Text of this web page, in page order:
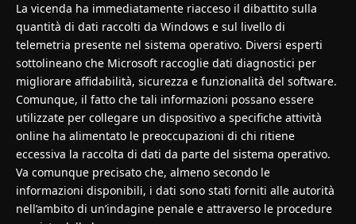
La vicenda ha immediatamente riacceso il dibattito sulla
quantità di dati raccolti da Windows e sul livello di
telemetria presente nel sistema operativo. Diversi esperti
sottolineano che Microsoft raccoglie dati diagnostici per
migliorare affidabilità, sicurezza e funzionalità del software.
Comunque, il fatto che tali informazioni possano essere
utilizzate per collegare un dispositivo a specifiche attività
online ha alimentato le preoccupazioni di chi ritiene
eccessiva la raccolta di dati da parte del sistema operativo.
Va comunque precisato che, almeno secondo le
informazioni disponibili, i dati sono stati forniti alle autorità
nell’ambito di un’indagine penale e attraverso le procedure